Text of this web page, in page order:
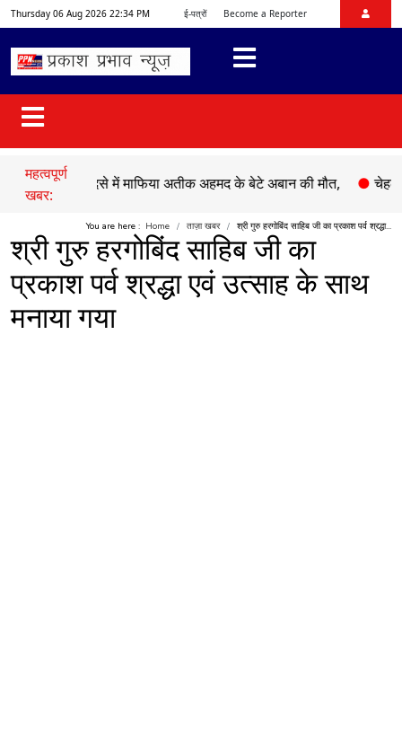
Thursday 06 Aug 2026 22:34 PM ई-पत्रों Become a Reporter
महत्वपूर्ण
खबर:
सड़क हादसे में माफिया अतीक अहमद के बेटे अबान की मौत, ●चेहल्लुम पर
You are here : Home ताज़ा खबर श्री गुरु हरगोबिंद साहिब जी का प्रकाश पर्व श्रद्धा...
श्री गुरु हरगोबिंद साहिब जी का
प्रकाश पर्व श्रद्धा एवं उत्साह के साथ
मनाया गया